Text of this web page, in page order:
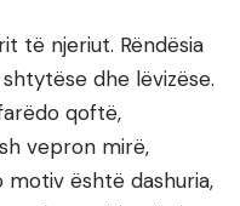
të njeriut. Rëndësia
dhe lëvizëse.
qoftë,
vepron mirë,
është dashuria,